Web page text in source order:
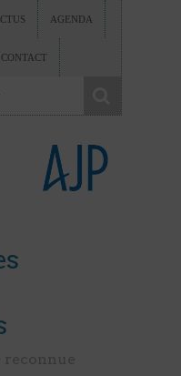
AGENDA
CONTACT